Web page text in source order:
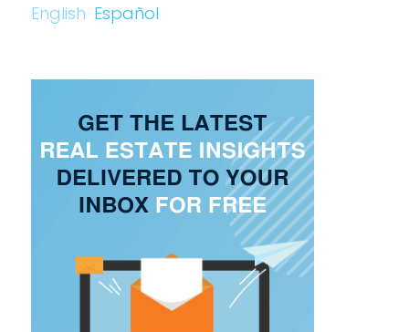
English Español